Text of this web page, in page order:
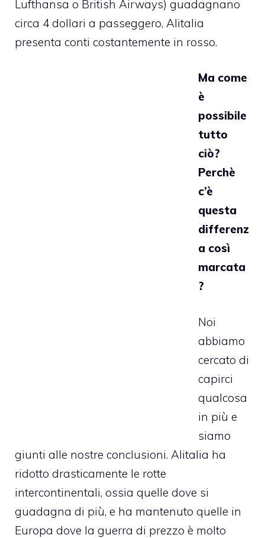
Lufthansa o British Airways) guadagnano
circa 4 dollari a passeggero, Alitalia
presenta conti costantemente in rosso.
Ma come
è
possibile
tutto
ciò?
Perchè
c’è
questa
differenz
a così
marcata
?
Noi
abbiamo
cercato di
capirci
qualcosa
in più e
siamo
giunti alle nostre conclusioni. Alitalia ha
ridotto drasticamente le rotte
intercontinentali, ossia quelle dove si
guadagna di più, e ha mantenuto quelle in
Europa dove la guerra di prezzo è molto